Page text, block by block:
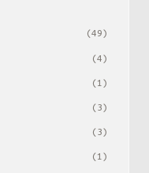
(49)
(4)
(1)
(3)
(3)
(1)